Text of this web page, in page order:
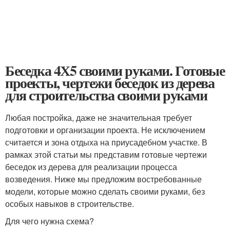
Беседка 4Х5 своими руками. Готовые
проекты, чертежи беседок из дерева
для строительства своими руками
Любая постройка, даже не значительная требует
подготовки и организации проекта. Не исключением
считается и зона отдыха на приусадебном участке. В
рамках этой статьи мы представим готовые чертежи
беседок из дерева для реализации процесса
возведения. Ниже мы предложим востребованные
модели, которые можно сделать своими руками, без
особых навыков в строительстве.
Для чего нужна схема?